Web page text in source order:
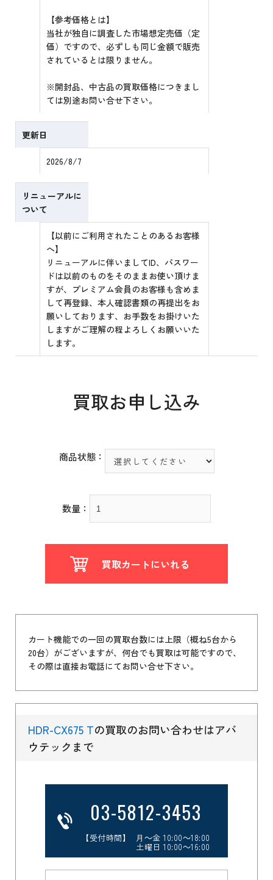
【参考価格とは】
当社が独自に調査した市場想定売価（定
価）ですので、必ずしも同じ金額で販売
されているとは限りません。
※開封品、中古品の買取価格につきまし
ては別途お問い合せ下さい。
更新日
2026/8/7
リニューアルに
ついて
【以前にご利用されたことのあるお客様
へ】
リニューアルに伴いましてID、パスワー
ドは以前のものをそのままお使い頂けま
すが、プレミアム会員のお客様も含めま
して再登録、本人確認書類の再提出をお
願いしております、お手数をお掛けいた
しますがご理解の程よろしくお願いいた
します。
買取お申し込み
商品状態：
数量：
買取カートにいれる
カート機能での一回の買取台数には上限（概ね5台から
20台）がございますが、何台でも買取は可能ですので、
その際は直接お電話にてお問い合せ下さい。
HDR-CX675 Tの買取のお問い合わせはアバ
ウテックまで
03-5812-3453
【受付時間】 月～金 10:00～18:00
土曜日 10:00～16:00